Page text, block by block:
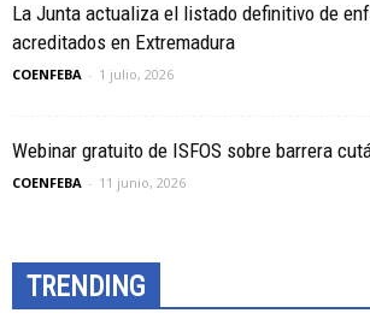
La Junta actualiza el listado definitivo de
acreditados en Extremadura
COENFEBA - 1 julio, 2026
Webinar gratuito de ISFOS sobre barrera
COENFEBA - 11 junio, 2026
TRENDING